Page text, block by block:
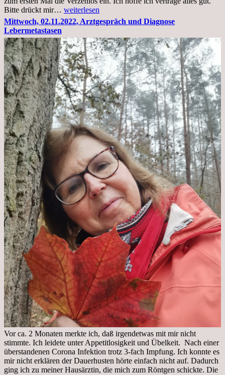
Bitte drückt mir… Mittwoch,
09.11.2022
weiterlesen
Mittwoch, 02.11.2022, Arztgespräch und Diagnose
Lebermetastasen
Vor ca. 2 Monaten merkte ich, daß irgendetwas mit mir nicht
stimmte. Ich leidete unter Appetitlosigkeit und Übelkeit. Nach einer
überstandenen Corona Infektion trotz 3-fach Impfung. Ich konnte es
mir nicht erklären der Dauerhusten hörte einfach nicht auf. Dadurch
ging ich zu meiner Hausärztin, die mich zum Röntgen schickte. Die